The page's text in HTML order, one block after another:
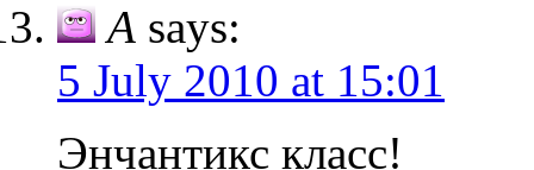
А says:
5 July 2010 at 15:01
Энчантикс класс!